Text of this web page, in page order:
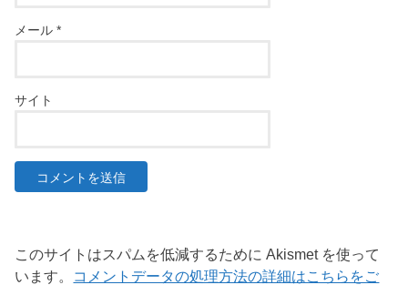
メール*
サイト
このサイトはスパムを低減するために Akismet を使って
います。 コメントデータの処理方法の詳細はこちらをご